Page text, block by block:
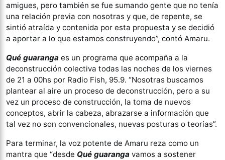
amigues, pero también se fue sumando gente que no tenía
una relación previa con nosotras y que, de repente, se
sintió atraída y contenida por esta propuesta y se decidió
a aportar a lo que estamos construyendo”, contó Amaru.
Qué guaranga es un programa que acompaña a la
deconstrucción colectiva todas las noches de los viernes
de 21 a 00hs por Radio Fish, 95.9. “Nosotras buscamos
plantear al aire un proceso de deconstrucción, pero a su
vez un proceso de construcción, la toma de nuevos
conceptos, abrir la cabeza, abrazarse a información que
tal vez no son convencionales, nuevas posturas o teorías”.
Para terminar, la voz potente de Amaru reza como un
mantra que “desde Qué guaranga vamos a sostener